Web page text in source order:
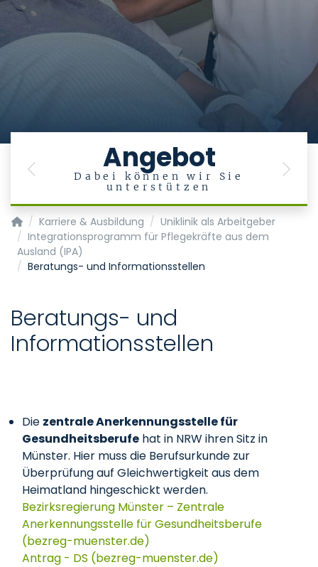
Angebot
Dabei können wir Sie
unterstützen
Previous Next
Startseite
Karriere & Ausbildung
Uniklinik als Arbeitgeber
Integrationsprogramm für Pflegekräfte aus dem
Ausland (IPA)
Beratungs- und Informationsstellen
Beratungs- und
Informationsstellen
Die zentrale Anerkennungsstelle für
Gesundheitsberufe hat in NRW ihren Sitz in
Münster. Hier muss die Berufsurkunde zur
Überprüfung auf Gleichwertigkeit aus dem
Heimatland hingeschickt werden.
Bezirksregierung Münster – Zentrale
Anerkennungsstelle für Gesundheitsberufe
(bezreg-muenster.de)
Antrag - DS (bezreg-muenster.de)